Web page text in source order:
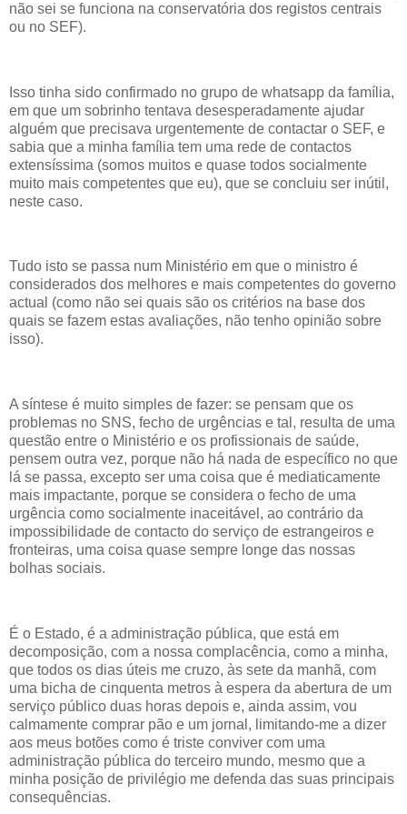
não sei se funciona na conservatória dos registos centrais
ou no SEF).
Isso tinha sido confirmado no grupo de whatsapp da família,
em que um sobrinho tentava desesperadamente ajudar
alguém que precisava urgentemente de contactar o SEF, e
sabia que a minha família tem uma rede de contactos
extensíssima (somos muitos e quase todos socialmente
muito mais competentes que eu), que se concluiu ser inútil,
neste caso.
Tudo isto se passa num Ministério em que o ministro é
considerados dos melhores e mais competentes do governo
actual (como não sei quais são os critérios na base dos
quais se fazem estas avaliações, não tenho opinião sobre
isso).
A síntese é muito simples de fazer: se pensam que os
problemas no SNS, fecho de urgências e tal, resulta de uma
questão entre o Ministério e os profissionais de saúde,
pensem outra vez, porque não há nada de específico no que
lá se passa, excepto ser uma coisa que é mediaticamente
mais impactante, porque se considera o fecho de uma
urgência como socialmente inaceitável, ao contrário da
impossibilidade de contacto do serviço de estrangeiros e
fronteiras, uma coisa quase sempre longe das nossas
bolhas sociais.
É o Estado, é a administração pública, que está em
decomposição, com a nossa complacência, como a minha,
que todos os dias úteis me cruzo, às sete da manhã, com
uma bicha de cinquenta metros à espera da abertura de um
serviço público duas horas depois e, ainda assim, vou
calmamente comprar pão e um jornal, limitando-me a dizer
aos meus botões como é triste conviver com uma
administração pública do terceiro mundo, mesmo que a
minha posição de privilégio me defenda das suas principais
consequências.